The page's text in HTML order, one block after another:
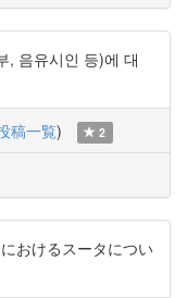
, 음유시인 등)에 대
稿一覧) 2
おけるスータについ